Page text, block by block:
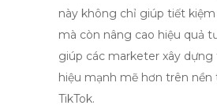
này không chỉ giúp tiết
mà còn nâng cao hiệu quả
giúp các marketer xây
hiệu mạnh mẽ hơn trên nền
TikTok.